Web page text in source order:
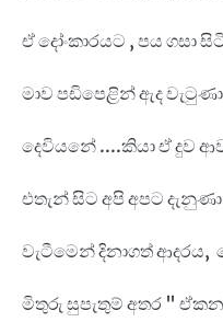
ඒ දෝංකාරයට , පය ගසා
මාව පඩිපෙළින් ඇද වැටුණා
දෙවියනේ ....කියා ඒ දුව
එතැන් සිට අපි අපට දැනුණා
වැටීමෙන් දිනාගත් ආදරය,
මිතුරු සුපැතුම් අතර "